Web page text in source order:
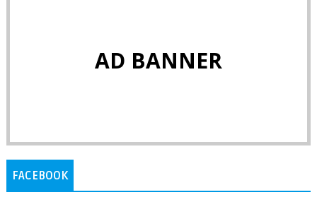
AD BANNER
FACEBOOK